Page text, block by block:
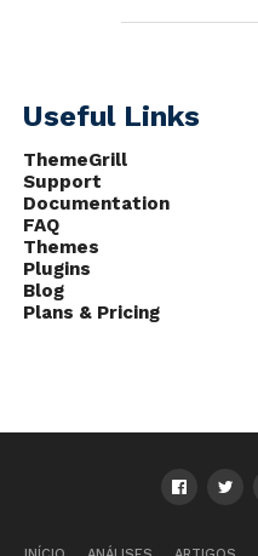
Useful Links
ThemeGrill
Support
Documentation
FAQ
Themes
Plugins
Blog
Plans & Pricing